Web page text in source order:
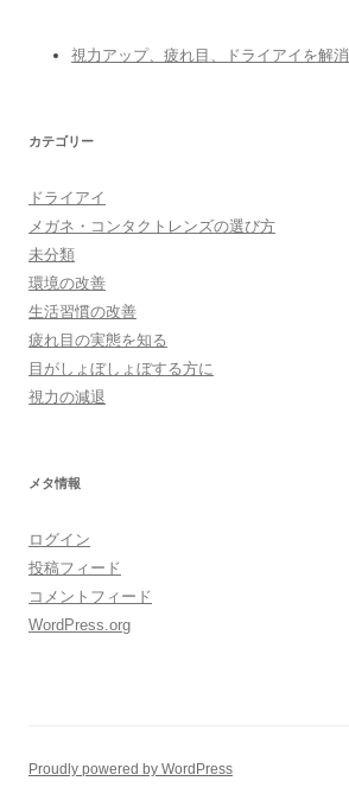
視力アップ、疲れ目、ドライアイを解消
カテゴリー
ドライアイ
メガネ・コンタクトレンズの選び方
未分類
環境の改善
生活習慣の改善
疲れ目の実態を知る
目がしょぼしょぼする方に
視力の減退
メタ情報
ログイン
投稿フィード
コメントフィード
WordPress.org
Proudly powered by WordPress